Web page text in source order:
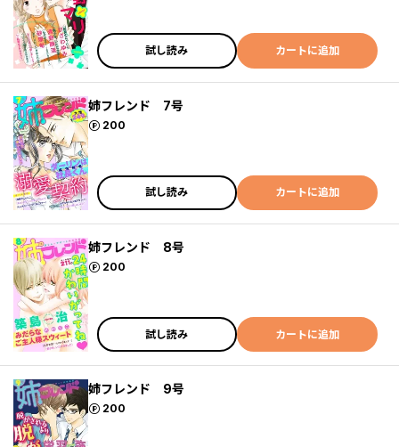
試し読み カートに追加
姉フレンド 7号
200
ポイント
試し読み カートに追加
姉フレンド 8号
200
ポイント
試し読み カートに追加
姉フレンド 9号
200
ポイント